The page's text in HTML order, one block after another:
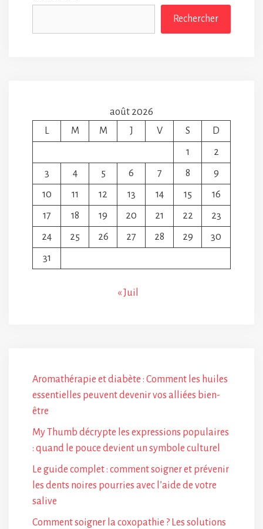
Rechercher
août 2026
L
M M J V S
D
1
2
3
4 5 6 7 8
9
10
11 12 13 14 15
16
17
18 19 20 21 22
23
24
25 26 27 28 29
30
31
« Juil
Aromathérapie et diabète : Comment les huiles
essentielles peuvent devenir vos alliées bien-
être
My Thumb décrypte les expressions populaires
: quand le pouce devient un symbole culturel
Le guide complet : comment soigner et prévenir
les dents noires pourries avec l’aide de votre
salive
Comment soigner la coxopathie ? Les solutions